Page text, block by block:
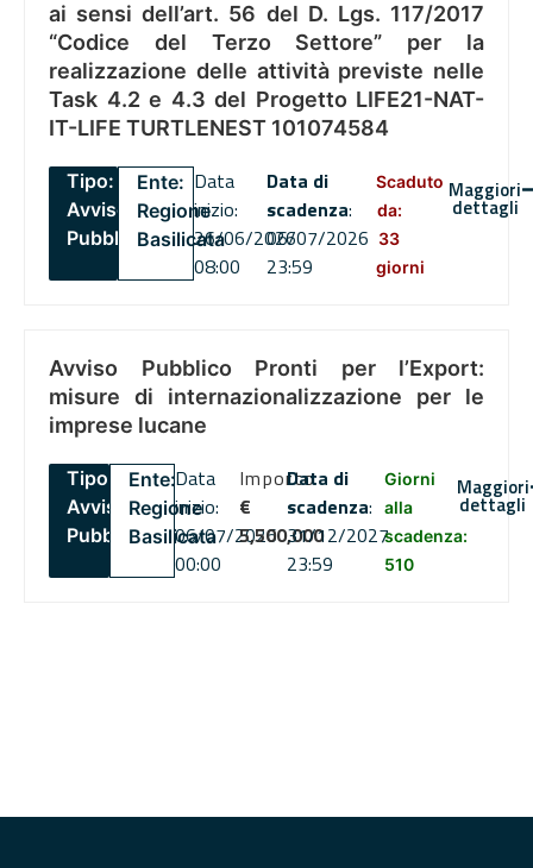
ai sensi dell’art. 56 del D. Lgs. 117/2017
“Codice del Terzo Settore” per la
realizzazione delle attività previste nelle
Task 4.2 e 4.3 del Progetto LIFE21-NAT-
IT-LIFE TURTLENEST 101074584
Tipo:
Avviso
Pubblico
Ente:
Regione
Basilicata
Data
inizio:
26/06/2026
08:00
Data di
scadenza:
06/07/2026
23:59
Scaduto
da:
33
giorni
Maggiori
dettagli
Avviso Pubblico Pronti per l’Export:
misure di internazionalizzazione per le
imprese lucane
Tipo:
Avviso
Pubblico
Ente:
Regione
Basilicata
Data
inizio:
06/07/2026
00:00
Importo
€
5,500,000
Data di
scadenza:
31/12/2027
23:59
Giorni
alla
scadenza:
510
Maggiori
dettagli